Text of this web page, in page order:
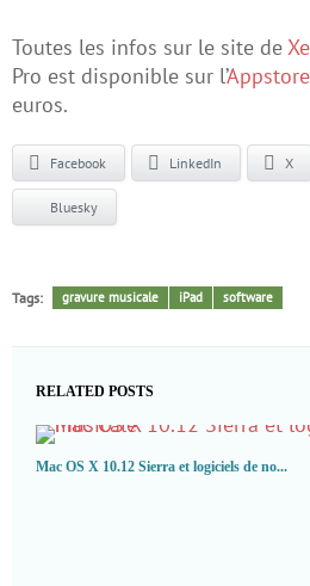
Toutes les infos sur le site de
Pro est disponible sur l’Appstore
euros.
Facebook LinkedIn X
Bluesky
Tags: gravure musicale iPad software
RELATED POSTS
Mac OS X 10.12 Sierra et logiciels de no...